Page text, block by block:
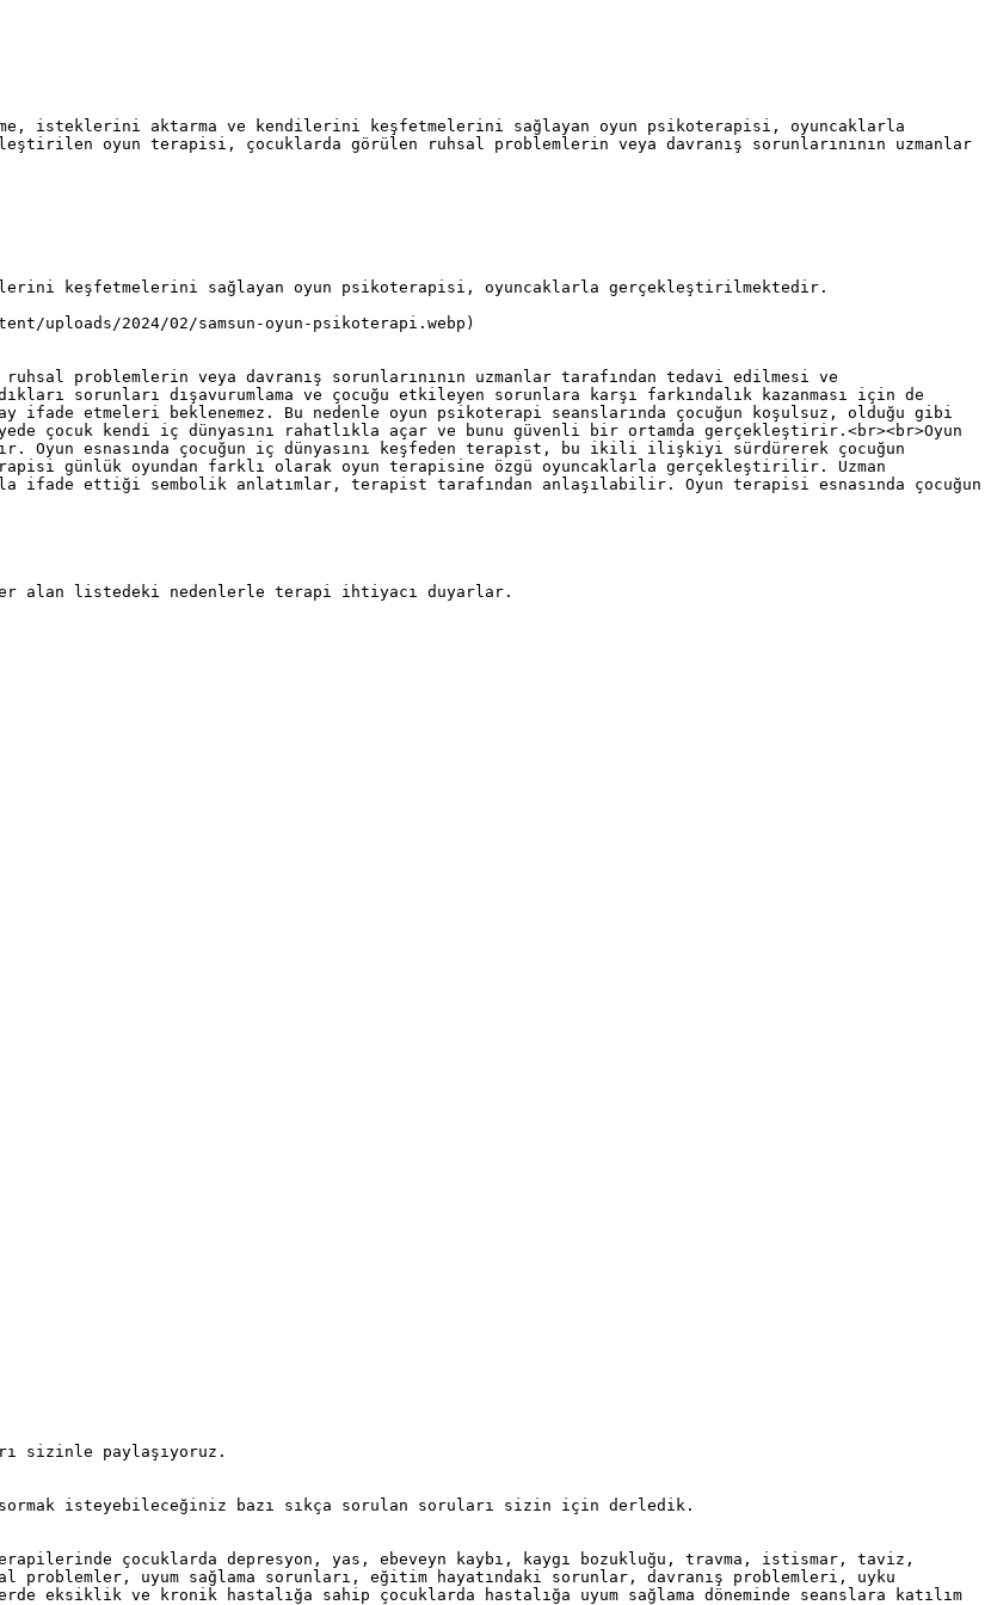
isteklerini aktarma ve kendilerini keşfetmelerini sağlayan oyun psikoterapisi, oyuncaklarla
oyun terapisi, çocuklarda görülen ruhsal problemlerin veya davranış sorunlarınının uzmanlar
keşfetmelerini sağlayan oyun psikoterapisi, oyuncaklarla gerçekleştirilmektedir.
uploads/2024/02/samsun-oyun-psikoterapi.webp)
problemlerin veya davranış sorunlarınının uzmanlar tarafından tedavi edilmesi ve
sorunları dışavurumlama ve çocuğu etkileyen sorunlara karşı farkındalık kazanması için de
etmeleri beklenemez. Bu nedenle oyun psikoterapi seanslarında çocuğun koşulsuz, olduğu gibi
çocuk kendi iç dünyasını rahatlıkla açar ve bunu güvenli bir ortamda gerçekleştirir.<br><br>Oyun
Oyun esnasında çocuğun iç dünyasını keşfeden terapist, bu ikili ilişkiyi sürdürerek çocuğun
günlük oyundan farklı olarak oyun terapisine özgü oyuncaklarla gerçekleştirilir. Uzman
ifade ettiği sembolik anlatımlar, terapist tarafından anlaşılabilir. Oyun terapisi esnasında çocuğun
yer alan listedeki nedenlerle terapi ihtiyacı duyarlar.
sizinle paylaşıyoruz.
sormak isteyebileceğiniz bazı sıkça sorulan soruları sizin için derledik.
çocuklarda depresyon, yas, ebeveyn kaybı, kaygı bozukluğu, travma, istismar, taviz,
problemler, uyum sağlama sorunları, eğitim hayatındaki sorunlar, davranış problemleri, uyku
eksiklik ve kronik hastalığa sahip çocuklarda hastalığa uyum sağlama döneminde seanslara katılım